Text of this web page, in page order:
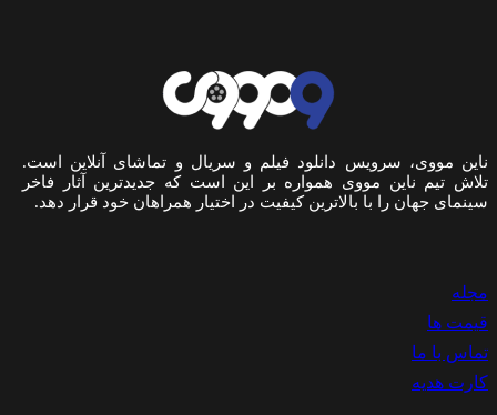
ناین مووی، سرویس دانلود فیلم و سریال و تماشای آنلاین است.
تلاش تیم ناین مووی همواره بر این است که جدیدترین آثار فاخر
سینمای جهان را با بالاترین کیفیت در اختیار همراهان خود قرار دهد.
مجله
قیمت ها
تماس با ما
کارت هدیه